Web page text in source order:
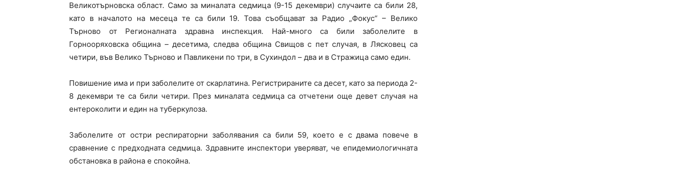
Великотърновска област. Само за миналата седмица (9-15 декември) случаите са били 28,
като в началото на месеца те са били 19. Това съобщават за Радио „Фокус“ – Велико
Търново от Регионалната здравна инспекция. Най-много са били заболелите в
Горнооряховска община – десетима, следва община Свищов с пет случая, в Лясковец са
четири, във Велико Търново и Павликени по три, в Сухиндол – два и в Стражица само един.
Повишение има и при заболелите от скарлатина. Регистрираните са десет, като за периода 2-
8 декември те са били четири. През миналата седмица са отчетени още девет случая на
ентероколити и един на туберкулоза.
Заболелите от остри респираторни заболявания са били 59, което е с двама повече в
сравнение с предходната седмица. Здравните инспектори уверяват, че епидемиологичната
обстановка в района е спокойна.